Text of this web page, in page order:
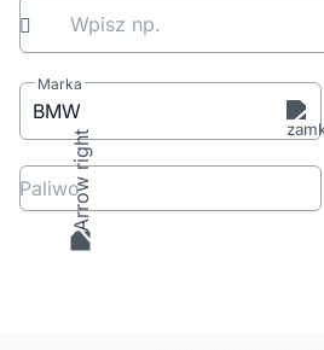
Wpisz np.
Marka
BMW
Paliwo